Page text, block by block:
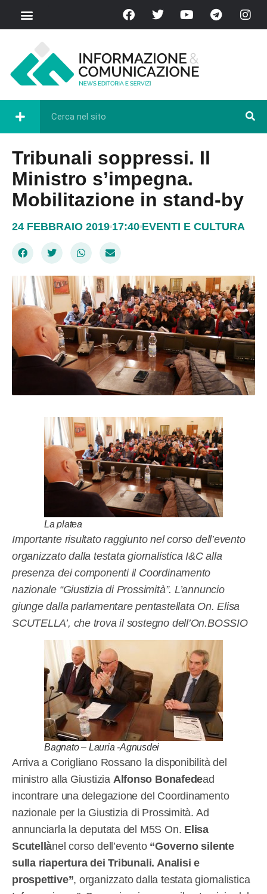
Tribunali soppressi. Il
Ministro s’impegna.
Mobilitazione in stand-by
24 FEBBRAIO 2019 17:40 EVENTI E CULTURA
La platea
Importante risultato raggiunto nel corso dell’evento
organizzato dalla testata giornalistica I&C alla
presenza dei componenti il Coordinamento
nazionale “Giustizia di Prossimità”. L’annuncio
giunge dalla parlamentare pentastellata On. Elisa
SCUTELLA’, che trova il sostegno dell’On.BOSSIO
Bagnato – Lauria -Agnusdei
Arriva a Corigliano Rossano la disponibilità del
ministro alla Giustizia Alfonso Bonafedead
incontrare una delegazione del Coordinamento
nazionale per la Giustizia di Prossimità. Ad
annunciarla la deputata del M5S On. Elisa
Scutellànel corso dell’evento “Governo silente
sulla riapertura dei Tribunali. Analisi e
prospettive”, organizzato dalla testata giornalistica